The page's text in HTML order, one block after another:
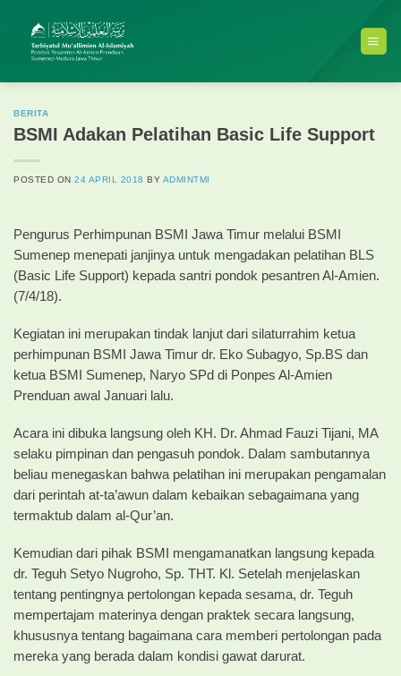
content
BERITA
BSMI Adakan Pelatihan Basic Life Support
POSTED ON24 APRIL 2018 BY ADMINTMI
Pengurus Perhimpunan BSMI Jawa Timur melalui BSMI
Sumenep menepati janjinya untuk mengadakan pelatihan BLS
(Basic Life Support) kepada santri pondok pesantren Al-Amien.
(7/4/18).
Kegiatan ini merupakan tindak lanjut dari silaturrahim ketua
perhimpunan BSMI Jawa Timur dr. Eko Subagyo, Sp.BS dan
ketua BSMI Sumenep, Naryo SPd di Ponpes Al-Amien
Prenduan awal Januari lalu.
Acara ini dibuka langsung oleh KH. Dr. Ahmad Fauzi Tijani, MA
selaku pimpinan dan pengasuh pondok. Dalam sambutannya
beliau menegaskan bahwa pelatihan ini merupakan pengamalan
dari perintah at-ta’awun dalam kebaikan sebagaimana yang
termaktub dalam al-Qur’an.
Kemudian dari pihak BSMI mengamanatkan langsung kepada
dr. Teguh Setyo Nugroho, Sp. THT. Kl. Setelah menjelaskan
tentang pentingnya pertolongan kepada sesama, dr. Teguh
mempertajam materinya dengan praktek secara langsung,
khususnya tentang bagaimana cara memberi pertolongan pada
mereka yang berada dalam kondisi gawat darurat.